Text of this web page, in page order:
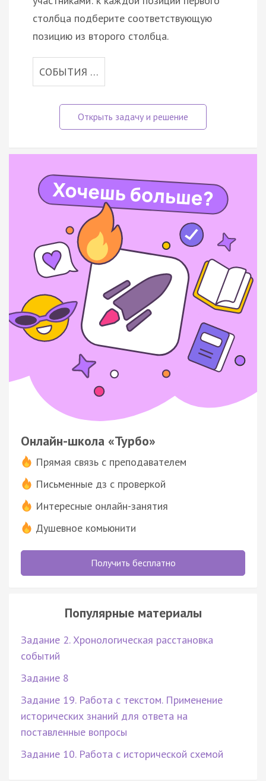
столбца подберите соответствующую
позицию из второго столбца.
СОБЫТИЯ …
Онлайн-школа «Турбо»
Прямая связь с преподавателем
Письменные дз с проверкой
Интересные онлайн-занятия
Душевное комьюнити
Получить бесплатно
Популярные материалы
Задание 2. Хронологическая расстановка
событий
Задание 8
Задание 19. Работа с текстом. Применение
исторических знаний для ответа на
поставленные вопросы
Задание 10. Работа с исторической схемой